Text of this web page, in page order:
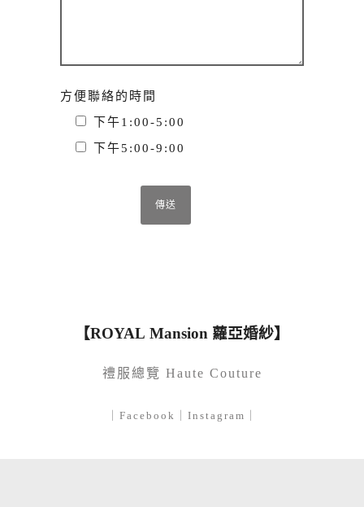
方便聯絡的時間
下午1:00-5:00
下午5:00-9:00
【ROYAL Mansion 蘿亞婚紗】
禮服總覽 Haute Couture
Facebook Instagram